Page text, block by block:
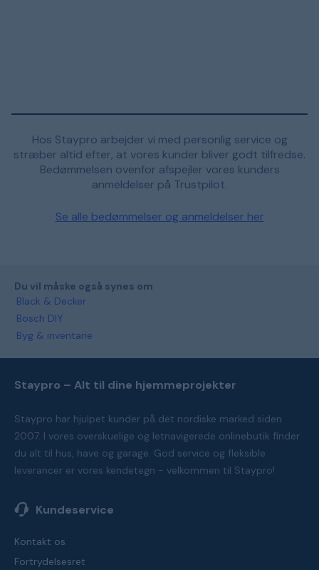
Hos Staypro arbejder vi med personlig service og
stræber altid efter, at vores kunder bliver godt tilfredse.
Bedømmelsen ovenfor afspejler vores kunders
anmeldelser på Trustpilot.
Se alle bedømmelser og anmeldelser her
Du vil måske også synes om
Black & Decker
Bosch DIY
Byg & inventarie
Staypro – Alt til dine hjemmeprojekter
Staypro har hjulpet kunder på det nordiske marked siden
2007. I vores overskuelige og letnavigerede onlinebutik finder
du alt til hus, have og garage. God service og fleksible
leverancer er vores kendetegn - velkommen til Staypro!
Kundeservice
Kontakt os
Fortrydelsesret